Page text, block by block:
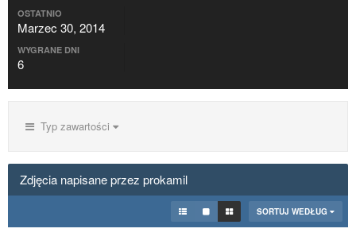
OSTATNIO
Marzec 30, 2014
WYGRANE DNI
6
Typ zawartości
Zdjęcia napisane przez prokamil
SORTUJ WEDŁUG